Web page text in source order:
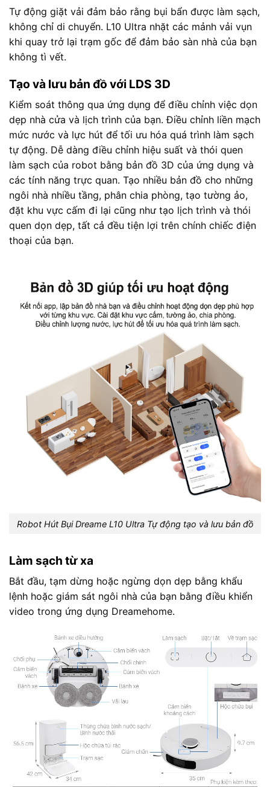
Tự động giặt vải đảm bảo rằng bụi bẩn được làm sạch,
không chỉ di chuyển. L10 Ultra nhặt các mảnh vải vụn
khi quay trở lại trạm gốc để đảm bảo sàn nhà của bạn
không tì vết.
Tạo và lưu bản đồ với LDS 3D
Kiểm soát thông qua ứng dụng để điều chỉnh việc dọn
dẹp nhà cửa và lịch trình của bạn. Điều chỉnh liền mạch
mức nước và lực hút để tối ưu hóa quá trình làm sạch
tự động. Dễ dàng điều chỉnh hiệu suất và thói quen
làm sạch của robot bằng bản đồ 3D của ứng dụng và
các tính năng trực quan. Tạo nhiều bản đồ cho những
ngôi nhà nhiều tầng, phân chia phòng, tạo tường ảo,
đặt khu vực cấm đi lại cũng như tạo lịch trình và thói
quen dọn dẹp, tất cả đều tiện lợi trên chính chiếc điện
thoại của bạn.
Robot Hút Bụi Dreame L10 Ultra Tự động tạo và lưu bản đồ
Làm sạch từ xa
Bắt đầu, tạm dừng hoặc ngừng dọn dẹp bằng khẩu
lệnh hoặc giám sát ngôi nhà của bạn bằng điều khiển
video trong ứng dụng Dreamehome.